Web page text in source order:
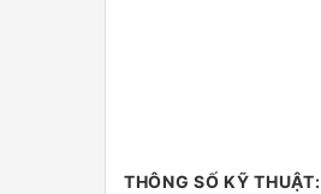
THÔNG SỐ KỸ THUẬT: